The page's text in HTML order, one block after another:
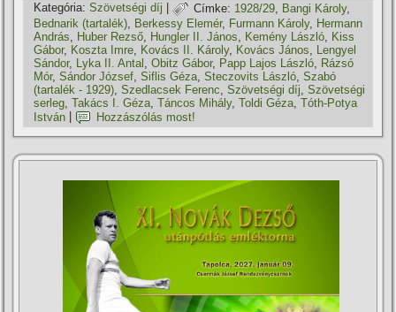
Kategória: Szövetségi dí­j | Címke: 1928/29 Bangi Károly,
Bednarik (tartalék), Berkessy Elemér, Furmann Károly, Hermann
András, Huber Rezső, Hungler II. János, Kemény László, Kiss
Gábor, Koszta Imre, Kovács II. Károly, Kovács János, Lengyel
Sándor, Lyka II. Antal ,Obitz Gábor, Papp Lajos László, Rázsó
Mór,Sándor József,Siflis Géza,Steczovits László,Szabó
(tartalék - 1929),Szedlacsek Ferenc,Szövetségi dí­j,Szövetségi
serleg,Takács I. Géza,Táncos Mihály,Toldi Géza,Tóth-Potya
István
Hozzászólás most!